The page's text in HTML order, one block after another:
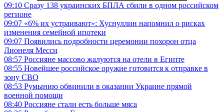
09:10 Сразу 138 украинских БПЛА сбили в одном российском
регионе
09:07 «6% их устраивают»: Хуснуллин напомнил о рисках
изменения семейной ипотеки
09:07 Появились подробности церемонии похорон отца
Лионеля Месси
08:57 Россияне массово жалуются на отели в Египте
08:55 Новейшее российское оружие готовится к отправке в
зону СВО
08:53 Румынию обвинили в оказании Украине прямой
военной помощи
08:40 Россияне стали есть больше мяса